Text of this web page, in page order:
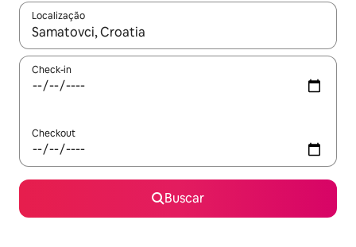
Localização
Quando os resultados estiverem disponíveis, explore-os
Check-in
Checkout
Buscar